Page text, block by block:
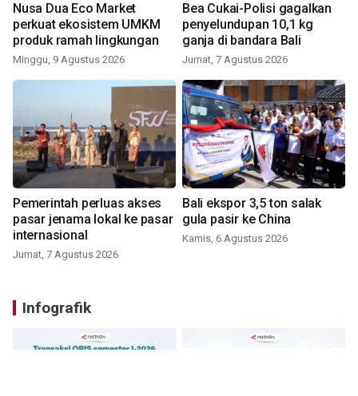
Nusa Dua Eco Market
perkuat ekosistem UMKM
produk ramah lingkungan
Minggu, 9 Agustus 2026
Bea Cukai-Polisi gagalkan
penyelundupan 10,1 kg
ganja di bandara Bali
Jumat, 7 Agustus 2026
Pemerintah perluas akses
pasar jenama lokal ke pasar
internasional
Jumat, 7 Agustus 2026
Bali ekspor 3,5 ton salak
gula pasir ke China
Kamis, 6 Agustus 2026
Infografik